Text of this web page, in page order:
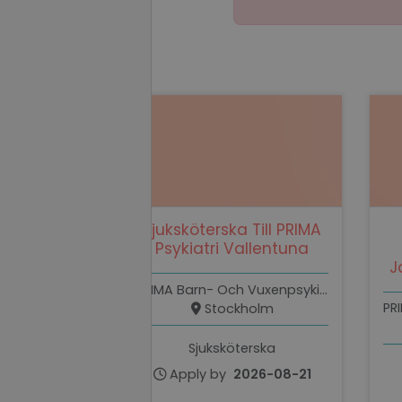
Sjuksköterska Till PRIMA
Psykiatri Vallentuna
PRIMA Barn- Och Vuxenpsykiatri
Stockholm
Sjuksköterska
Apply by 2026-08-21